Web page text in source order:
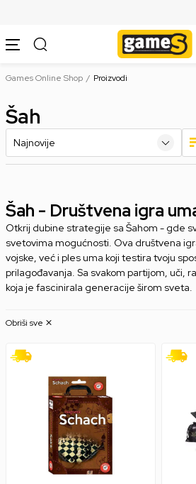
Games Online Shop Proizvodi
Šah
Šah - Društvena igra
Otkrij dubine strategije sa Šahom - gde
svetovima mogućnosti. Ova društvena
vojske, već i ples uma koji testira tvoju
prilagođavanja. Sa svakom partijom, uči,
koja je fascinirala generacije širom sveta.
Obriši sve